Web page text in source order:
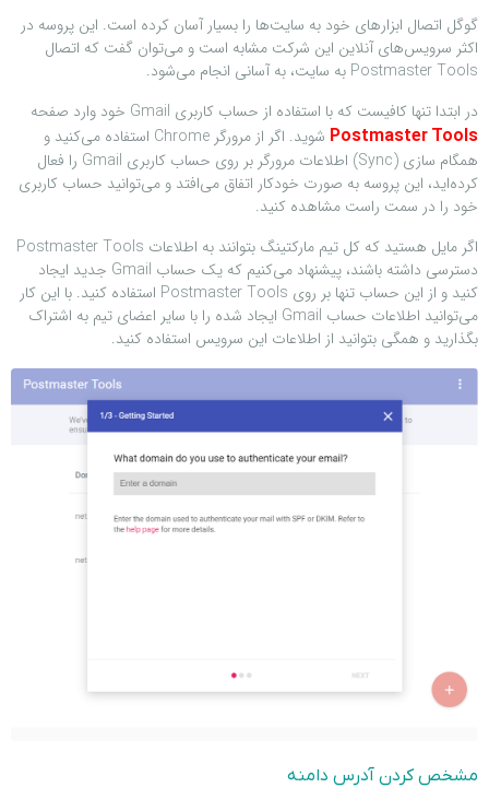
گوگل اتصال ابزارهای خود به سایت‌ها را بسیار آسان کرده است. این پروسه در
اکثر سرویس‌های آنلاین این شرکت مشابه است و می‌توان گفت که اتصال
Postmaster Tools به سایت، به آسانی انجام می‌شود.
در ابتدا تنها کافیست که با استفاده از حساب کاربری Gmail خود وارد صفحه
Postmaster Tools
شوید. اگر از مرورگر Chrome استفاده می‌کنید و
همگام سازی (Sync) اطلاعات مرورگر بر روی حساب کاربری Gmail را فعال
کرده‌اید، این پروسه به صورت خودکار اتفاق می‌افتد و می‌توانید حساب کاربری
خود را در سمت راست مشاهده کنید.
اگر مایل هستید که کل تیم مارکتینگ بتوانند به اطلاعات Postmaster Tools
دسترسی داشته باشند، پیشنهاد می‌کنیم که یک حساب Gmail جدید ایجاد
کنید و از این حساب تنها بر روی Postmaster Tools استفاده کنید. با این کار
می‌توانید اطلاعات حساب Gmail ایجاد شده را با سایر اعضای تیم به اشتراک
بگذارید و همگی بتوانید از اطلاعات این سرویس استفاده کنید.
مشخص کردن آدرس دامنه